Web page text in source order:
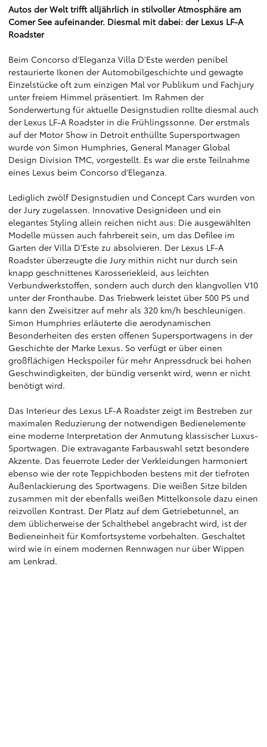
Autos der Welt trifft alljährlich in stilvoller Atmosphäre am
Comer See aufeinander. Diesmal mit dabei: der Lexus LF-A
Roadster
Beim Concorso d‘Eleganza Villa D‘Este werden penibel
restaurierte Ikonen der Automobilgeschichte und gewagte
Einzelstücke oft zum einzigen Mal vor Publikum und Fachjury
unter freiem Himmel präsentiert. Im Rahmen der
Sonderwertung für aktuelle Designstudien rollte diesmal auch
der Lexus LF-A Roadster in die Frühlingssonne. Der erstmals
auf der Motor Show in Detroit enthüllte Supersportwagen
wurde von Simon Humphries, General Manager Global
Design Division TMC, vorgestellt. Es war die erste Teilnahme
eines Lexus beim Concorso d‘Eleganza.
Lediglich zwölf Designstudien und Concept Cars wurden von
der Jury zugelassen. Innovative Designideen und ein
elegantes Styling allein reichen nicht aus: Die ausgewählten
Modelle müssen auch fahrbereit sein, um das Defilee im
Garten der Villa D‘Este zu absolvieren. Der Lexus LF-A
Roadster überzeugte die Jury mithin nicht nur durch sein
knapp geschnittenes Karosseriekleid, aus leichten
Verbundwerkstoffen, sondern auch durch den klangvollen V10
unter der Fronthaube. Das Triebwerk leistet über 500 PS und
kann den Zweisitzer auf mehr als 320 km/h beschleunigen.
Simon Humphries erläuterte die aerodynamischen
Besonderheiten des ersten offenen Supersportwagens in der
Geschichte der Marke Lexus. So verfügt er über einen
großflächigen Heckspoiler für mehr Anpressdruck bei hohen
Geschwindigkeiten, der bündig versenkt wird, wenn er nicht
benötigt wird.
Das Interieur des Lexus LF-A Roadster zeigt im Bestreben zur
maximalen Reduzierung der notwendigen Bedienelemente
eine moderne Interpretation der Anmutung klassischer Luxus-
Sportwagen. Die extravagante Farbauswahl setzt besondere
Akzente. Das feuerrote Leder der Verkleidungen harmoniert
ebenso wie der rote Teppichboden bestens mit der tiefroten
Außenlackierung des Sportwagens. Die weißen Sitze bilden
zusammen mit der ebenfalls weißen Mittelkonsole dazu einen
reizvollen Kontrast. Der Platz auf dem Getriebetunnel, an
dem üblicherweise der Schalthebel angebracht wird, ist der
Bedieneinheit für Komfortsysteme vorbehalten. Geschaltet
wird wie in einem modernen Rennwagen nur über Wippen
am Lenkrad.